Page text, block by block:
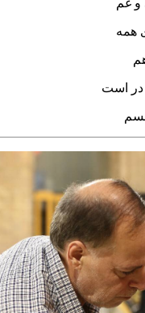
و غم
همه
در است